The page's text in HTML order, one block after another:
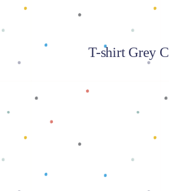
T-shirt Grey C